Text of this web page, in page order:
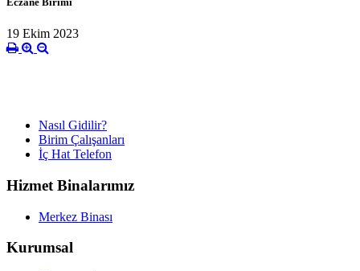
19 Ekim 2023
Nasıl Gidilir?
Birim Çalışanları
İç Hat Telefon
Hizmet Binalarımız
Merkez Binası
Kurumsal